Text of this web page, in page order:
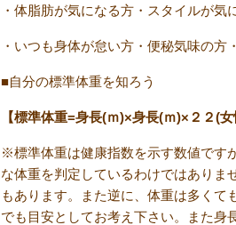
・体脂肪が気になる方・スタイルが気
・いつも身体が怠い方・便秘気味の方
■自分の標準体重を知ろう
【標準体重=身長(ｍ)×身長(ｍ)×２２(女
※標準体重は健康指数を示す数値です
な体重を判定しているわけではありま
もあります。また逆に、体重は多くて
でも目安としてお考え下さい。また身